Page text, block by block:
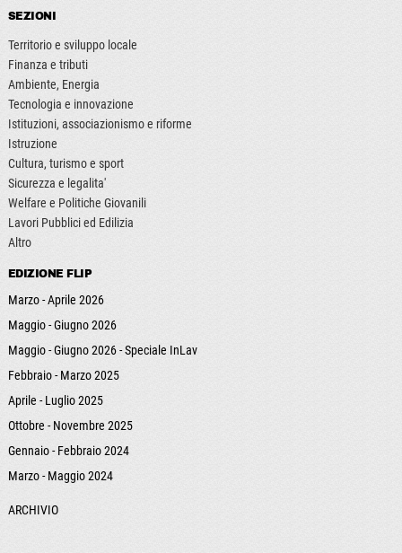
SEZIONI
Territorio e sviluppo locale
Finanza e tributi
Ambiente, Energia
Tecnologia e innovazione
Istituzioni, associazionismo e riforme
Istruzione
Cultura, turismo e sport
Sicurezza e legalita'
Welfare e Politiche Giovanili
Lavori Pubblici ed Edilizia
Altro
EDIZIONE FLIP
Marzo - Aprile 2026
Maggio - Giugno 2026
Maggio - Giugno 2026 - Speciale InLav
Febbraio - Marzo 2025
Aprile - Luglio 2025
Ottobre - Novembre 2025
Gennaio - Febbraio 2024
Marzo - Maggio 2024
ARCHIVIO